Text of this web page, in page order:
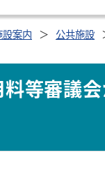
設案内 公共施設
料等審議